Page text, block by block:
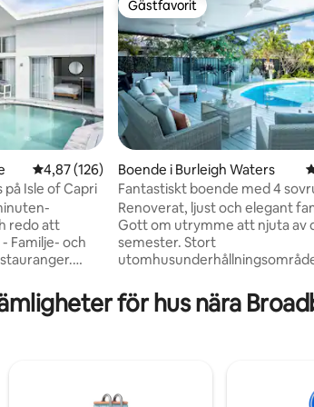
4,87 av 5 i genomsnittligt betyg, 126
4,87 (126)
på Isle of Capri
redo att
Familje- och
svar:) Njut
-
Gästfavorit
Gästfavorit
Boende i Burleigh Waters
Fantastiskt boende med 4
perfekt plats
Renoverat, ljust och elegant
Gott om utrymme att njuta av
semester. Stort
solstolar vid den gnistrande
Fantastiskt flöde inomhus och
busslinje till populära turistmål.
till magnifika Burleigh Heads
för hus nära